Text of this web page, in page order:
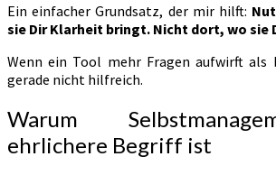
Ein einfacher Grundsatz, der mir hilft:
sie Dir Klarheit bringt. Nicht dort, wo sie
Wenn ein Tool mehr Fragen aufwirft
gerade nicht hilfreich.
Warum
ehrlichere Begriff ist